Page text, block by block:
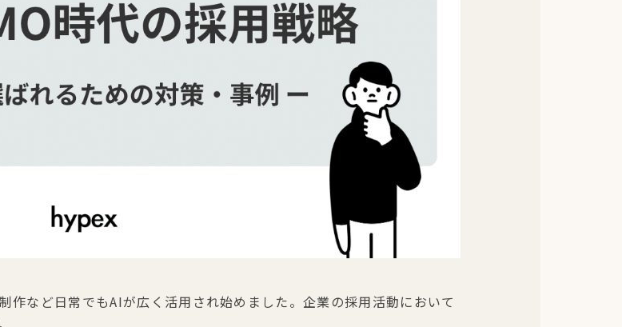
作など日常でもAIが広く活用され始めました。企業の採用活動において